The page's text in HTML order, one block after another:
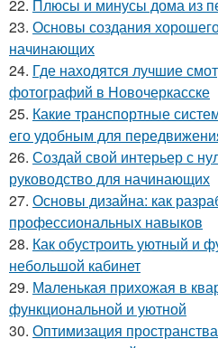
22. Плюсы и минусы дома из
23. Основы создания
начинающих
24. Где находятся лучшие
фотографий в Новочеркасске
25. Какие транспортные
его удобным для
26. Создай свой интерьер с
руководство для начинающих
27. Основы дизайна: как
профессиональных навыков
28. Как обустроить уютный и
небольшой кабинет
29. Маленькая прихожая в
функциональной и уютной
30. Оптимизация